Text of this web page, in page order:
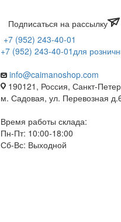
Подписаться на рассылку
+7 (952) 243-40-01
+7 (952) 243-40-01 для
info@caimanoshop.com
190121, Россия, Санкт-
м. Садовая, ул. Перевозная
Время работы склада:
Пн-Пт: 10:00-18:00
Сб-Вс: Выходной